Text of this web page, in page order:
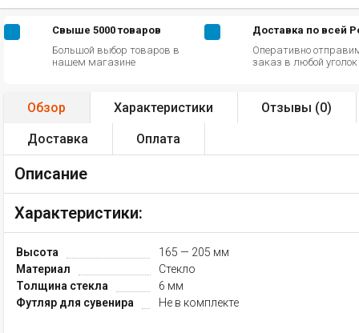
Свыше 5000 товаров
Большой выбор товаров в
нашем магазине
Доставка по всей
Оперативно
заказ в любой
Обзор Характеристики Отзывы (0)
Доставка Оплата
Описание
Характеристики:
Высота
165 — 205 мм
Материал
Стекло
Толщина стекла
6 мм
Футляр для сувенира
Не в комплекте